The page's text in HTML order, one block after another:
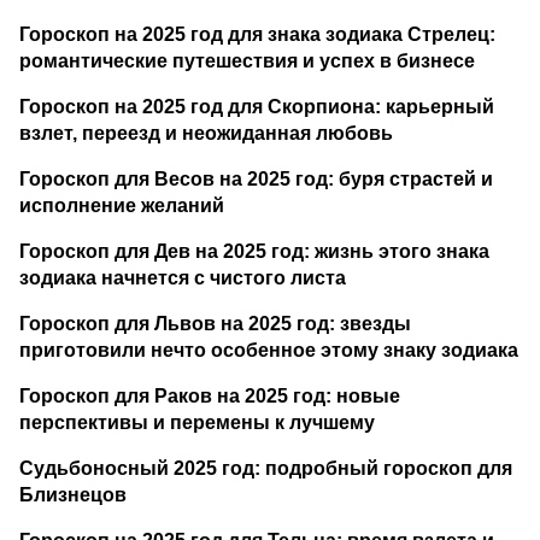
Гороскоп на 2025 год для знака зодиака Стрелец:
романтические путешествия и успех в бизнесе
Гороскоп на 2025 год для Скорпиона: карьерный
взлет, переезд и неожиданная любовь
Гороскоп для Весов на 2025 год: буря страстей и
исполнение желаний
Гороскоп для Дев на 2025 год: жизнь этого знака
зодиака начнется с чистого листа
Гороскоп для Львов на 2025 год: звезды
приготовили нечто особенное этому знаку зодиака
Гороскоп для Раков на 2025 год: новые
перспективы и перемены к лучшему
Судьбоносный 2025 год: подробный гороскоп для
Близнецов